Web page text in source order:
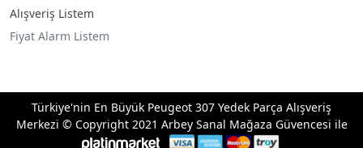
Alışveriş Listem
Fiyat Alarm Listem
Türkiye'nin En Büyük Peugeot 307 Yedek Parça Alışveriş
Merkezi © Copyright 2021 Arbey Sanal Mağaza Güvencesi ile